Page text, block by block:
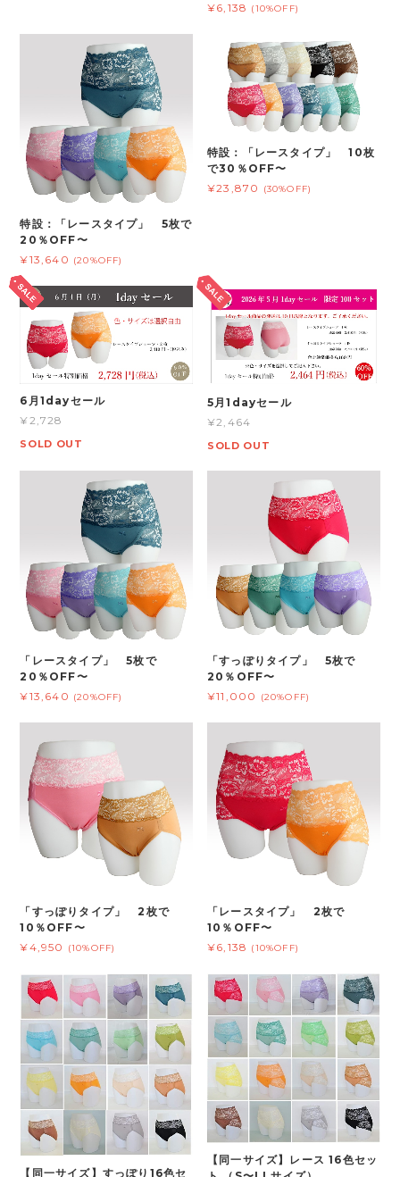
¥6,138 (10%OFF)
特設：「レースタイプ」 5枚で
20％OFF〜
¥13,640 (20%OFF)
特設：「レースタイプ」 10枚
で30％OFF〜
¥23,870
(30%OFF)
6月1dayセール
¥2,728
SOLD OUT
5月1dayセール
¥2,464
SOLD OUT
「レースタイプ」 5枚で
20％OFF〜
¥13,640 (20%OFF)
「すっぽりタイプ」 5枚で
20％OFF〜
¥11,000
(20%OFF)
「すっぽりタイプ」 2枚で
10％OFF〜
¥4,950
(10%OFF)
「レースタイプ」 2枚で
10％OFF〜
¥6,138 (10%OFF)
【同一サイズ】すっぽり16色セ
【同一サイズ】レース 16色セッ